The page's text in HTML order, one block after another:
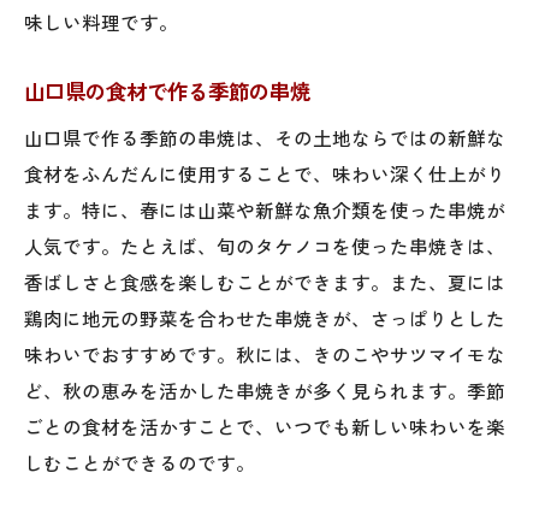
味しい料理です。
山口県の食材で作る季節の串焼
山口県で作る季節の串焼は、その土地ならではの新鮮な
食材をふんだんに使用することで、味わい深く仕上がり
ます。特に、春には山菜や新鮮な魚介類を使った串焼が
人気です。たとえば、旬のタケノコを使った串焼きは、
香ばしさと食感を楽しむことができます。また、夏には
鶏肉に地元の野菜を合わせた串焼きが、さっぱりとした
味わいでおすすめです。秋には、きのこやサツマイモな
ど、秋の恵みを活かした串焼きが多く見られます。季節
ごとの食材を活かすことで、いつでも新しい味わいを楽
しむことができるのです。